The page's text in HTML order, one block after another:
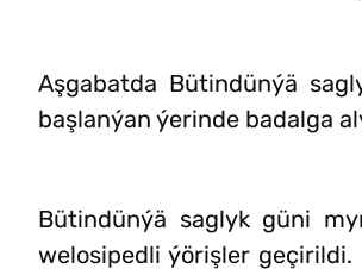
Aşgabatda Bütindünýä
başlanýan ýerinde badalga
Bütindünýä saglyk güni
welosipedli ýörişler